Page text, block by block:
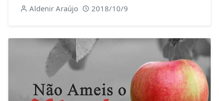
Aldenir Araújo 2018/10/9